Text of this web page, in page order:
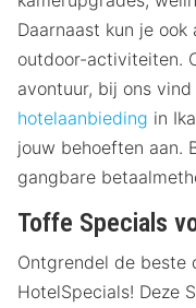
Daarnaast kun je ook
outdoor-activiteiten.
avontuur, bij ons
hotelaanbieding in
jouw behoeften aan.
gangbare
Toffe Specials
Ontgrendel de beste
HotelSpecials! Deze